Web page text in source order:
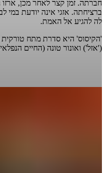
חברתה. זמן קצר לאחר מכן,
ברציחתה. אזגי אינה יודעת במי
לה להגיע אל האמת.
'הקיסוס' היא סדרת מתח טורקית
('אזל') ואונור טונה (החיים